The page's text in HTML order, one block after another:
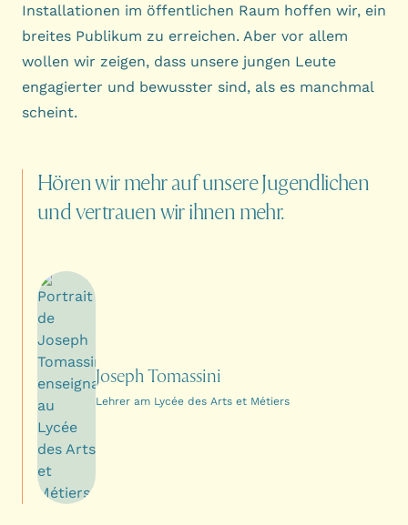
Installationen im öffentlichen Raum hoffen wir, ein
breites Publikum zu erreichen. Aber vor allem
wollen wir zeigen, dass unsere jungen Leute
engagierter und bewusster sind, als es manchmal
scheint.
HörenwirmehraufunsereJugendlichen
undvertrauenwirihnen mehr.
Joseph Tomassini
Lehrer am Lycée des Arts et Métiers